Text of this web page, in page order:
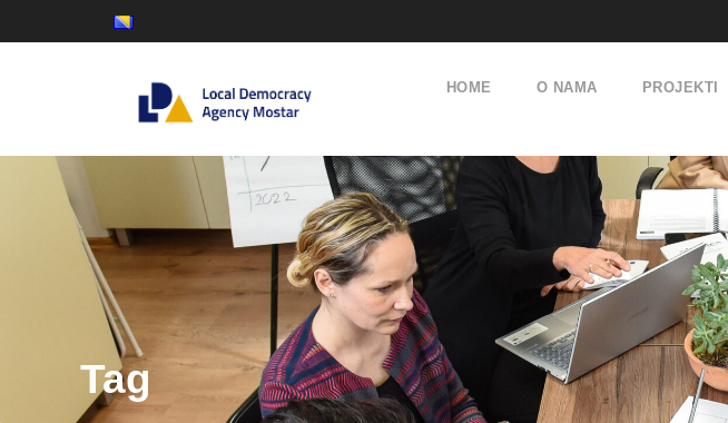
HOME O NAMA PROJEKTI
Tag